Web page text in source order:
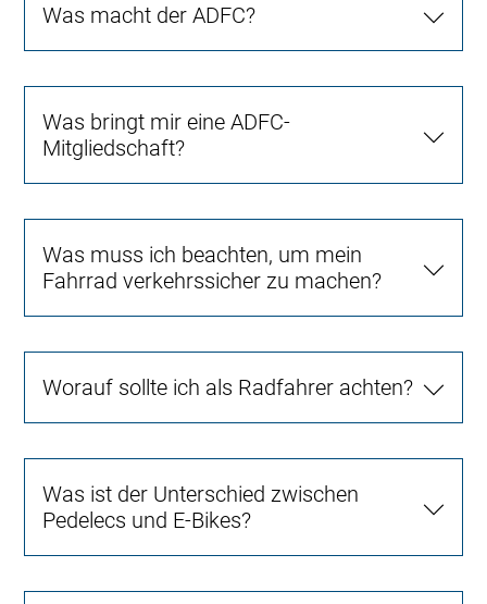
Was macht der ADFC?
Was bringt mir eine ADFC-
Mitgliedschaft?
Was muss ich beachten, um mein
Fahrrad verkehrssicher zu machen?
Worauf sollte ich als Radfahrer achten?
Was ist der Unterschied zwischen
Pedelecs und E-Bikes?